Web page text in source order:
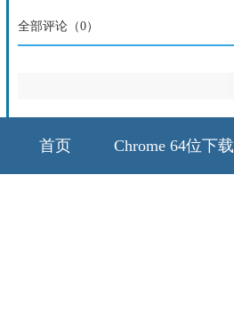
全部评论（0）
首页 Chrome 64位下载